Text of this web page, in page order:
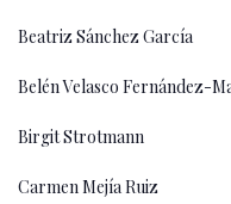
Beatriz Sánchez García
Belén Velasco Fernández-
Birgit Strotmann
Carmen Mejía Ruiz